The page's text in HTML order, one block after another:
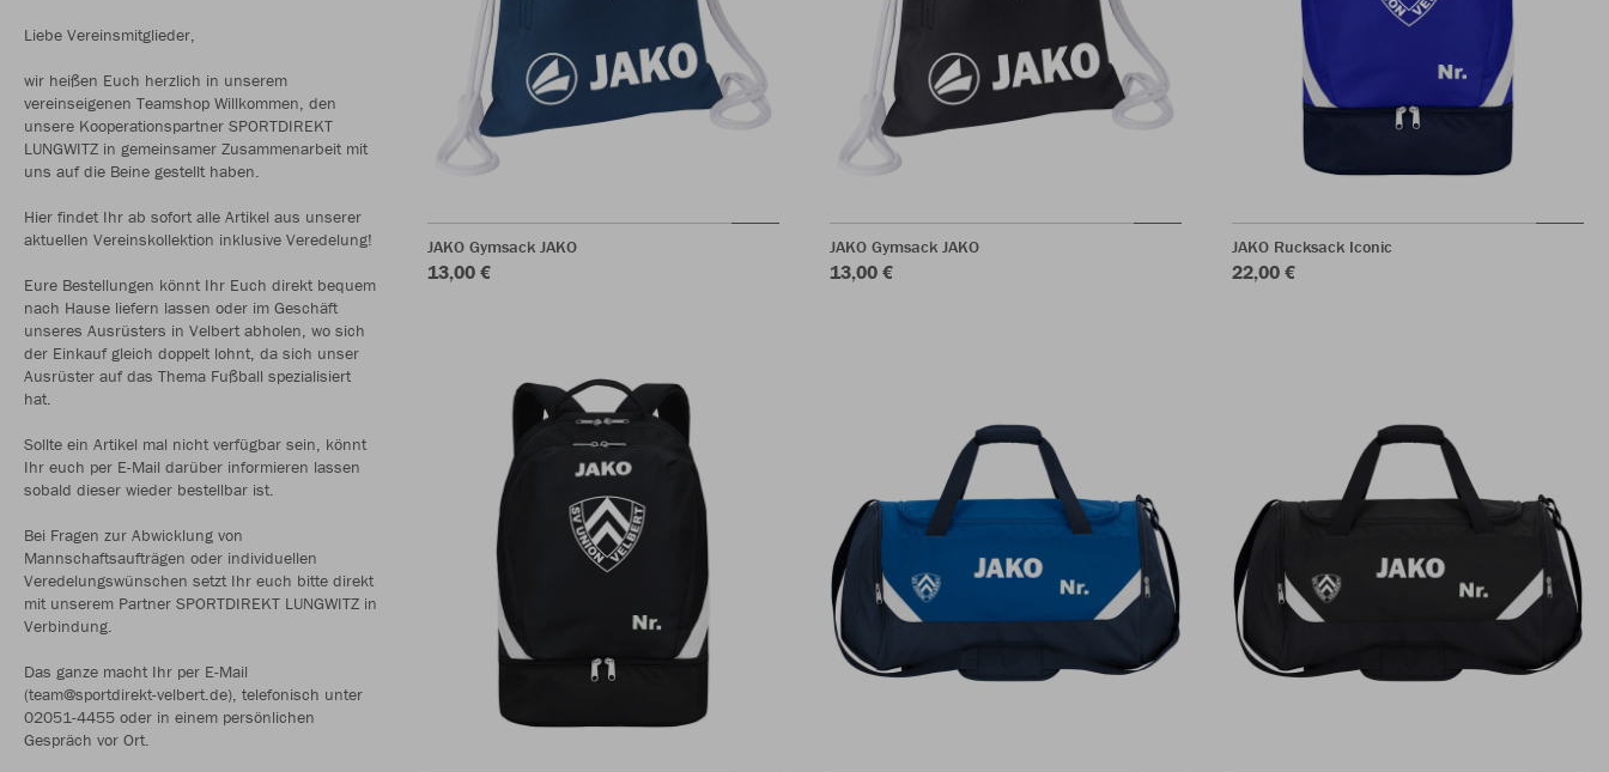
Liebe Vereinsmitglieder,
wir heißen Euch herzlich in unserem
vereinseigenen Teamshop Willkommen, den
unsere Kooperationspartner SPORTDIREKT
LUNGWITZ in gemeinsamer Zusammenarbeit mit
uns auf die Beine gestellt haben.
Hier findet Ihr ab sofort alle Artikel aus unserer
aktuellen Vereinskollektion inklusive Veredelung!
Eure Bestellungen könnt Ihr Euch direkt bequem
nach Hause liefern lassen oder im Geschäft
unseres Ausrüsters in Velbert abholen, wo sich
der Einkauf gleich doppelt lohnt, da sich unser
Ausrüster auf das Thema Fußball spezialisiert
hat.
Sollte ein Artikel mal nicht verfügbar sein, könnt
Ihr euch per E-Mail darüber informieren lassen
sobald dieser wieder bestellbar ist.
Bei Fragen zur Abwicklung von
Mannschaftsaufträgen oder individuellen
Veredelungswünschen setzt Ihr euch bitte direkt
mit unserem Partner SPORTDIREKT LUNGWITZ in
Verbindung.
Das ganze macht Ihr per E-Mail
(team@sportdirekt-velbert.de), telefonisch unter
02051-4455 oder in einem persönlichen
Gespräch vor Ort.
JAKO Gymsack JAKO
13,00 €
JAKO Gymsack JAKO
13,00 €
JAKO Rucksack Iconic
22,00 €